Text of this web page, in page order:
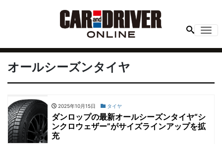
オールシーズンタイヤ
2025年10月15日 タイヤ
ダンロップの最新オールシーズンタイヤ“シ
ンクロウェザー”がサイズラインアップを拡
充